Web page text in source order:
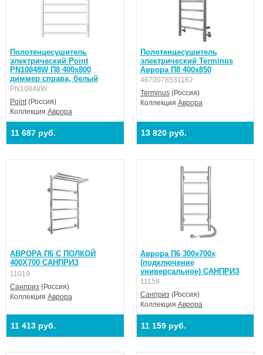
Полотенцесушитель
электрический Point
PN10848W П8 400x800
диммер справа, белый
PN10848W
Point(Россия)
Коллекция Аврора
11 687 руб.
Полотенцесушитель
электрический Terminus
Аврора П8 400x850
4670078531162
Terminus(Россия)
Коллекция Аврора
13 820 руб.
АВРОРА П6 С ПОЛКОЙ
400X700 САНПРИЗ
11019
Санприз (Россия)
Коллекция Аврора
11 413 руб.
Аврора П6 300х700х
(подключение
универсальное) САНПРИЗ
11159
Санприз (Россия)
Коллекция Аврора
11 159 руб.